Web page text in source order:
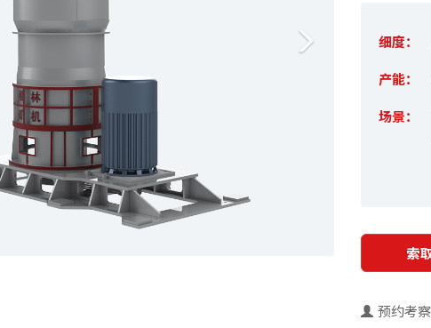
细度：
产能：
场景：
索
预约考察